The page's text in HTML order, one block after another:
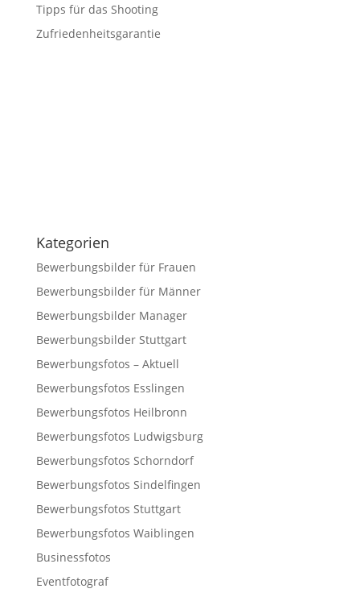
Tipps für das Shooting
Zufriedenheitsgarantie
Kategorien
Bewerbungsbilder für Frauen
Bewerbungsbilder für Männer
Bewerbungsbilder Manager
Bewerbungsbilder Stuttgart
Bewerbungsfotos – Aktuell
Bewerbungsfotos Esslingen
Bewerbungsfotos Heilbronn
Bewerbungsfotos Ludwigsburg
Bewerbungsfotos Schorndorf
Bewerbungsfotos Sindelfingen
Bewerbungsfotos Stuttgart
Bewerbungsfotos Waiblingen
Businessfotos
Eventfotograf